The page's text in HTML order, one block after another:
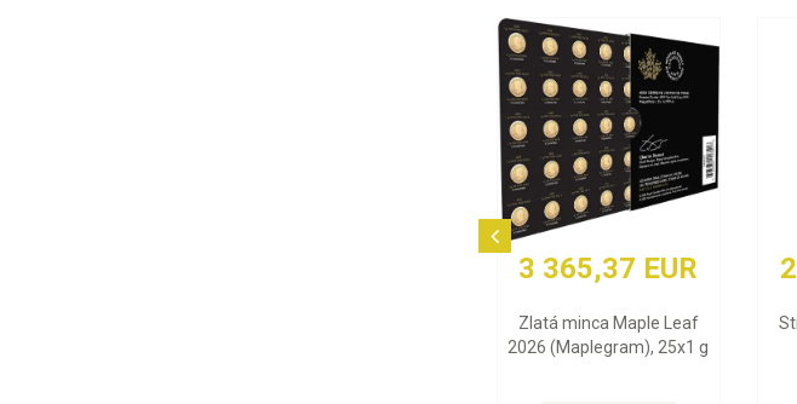
3 365,37 EUR
Zlatá minca Maple Leaf
2026 (Maplegram), 25x1 g
2 442,67 EUR
Strieborný zliatok Argor
Heraeus 1000 g